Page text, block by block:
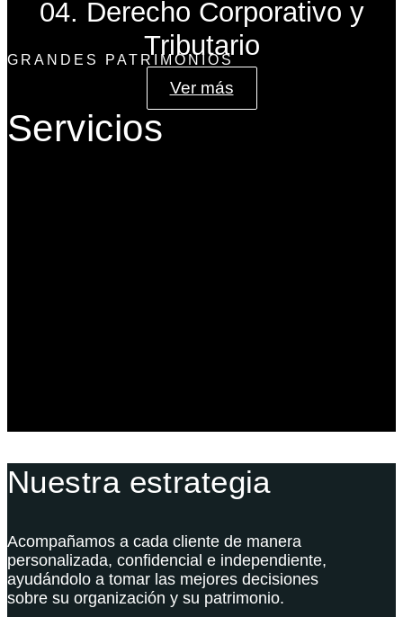
04. Derecho Corporativo y
Tributario
Ver más
GRANDES PATRIMONIOS
Servicios
Nuestra estrategia
Acompañamos a cada cliente de manera
personalizada, confidencial e independiente,
ayudándolo a tomar las mejores decisiones
sobre su organización y su patrimonio.